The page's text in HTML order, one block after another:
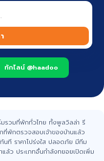
ทักไลน์ @haadoo
วมที่พักทั่วไทย ทั้งพูลวิลล่า รี
ที่พักตรวจสอบเจ้าของบ้านแล้ว
ที ราคาโปร่งใส ปลอดภัย มีทีม
ล้ว ประเภทอื่นกำลังทยอยเปิดเพิ่ม